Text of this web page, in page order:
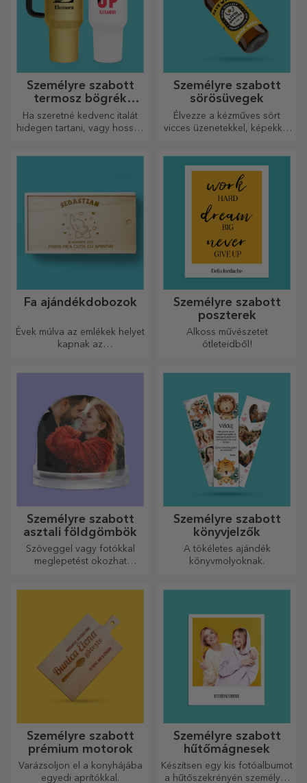
Személyre szabott
termosz bögrék
fogantyúval és
szívószállal
Ha szeretné kedvenc italát
hidegen tartani, vagy hosszú
Személyre szabott
sörösüvegek
Élvezze a kézműves sört
vicces üzenetekkel, képekkel
illenek.
Fa ajándékdobozok
Évek múlva az emlékek helyet
kapnak az
Személyre szabott
poszterek
Alkoss művészetet
ötleteidből!
Személyre szabott
asztali földgömbök
Szöveggel vagy fotókkal
meglepetést okozhat
Személyre szabott
könyvjelzők
A tökéletes ajándék
könyvmolyoknak.
Személyre szabott
prémium motorok
Varázsoljon el a konyhájába
egyedi aprítókkal.
Személyre szabott
hűtőmágnesek
Készítsen egy kis fotóalbumot
a hűtőszekrényén személyre